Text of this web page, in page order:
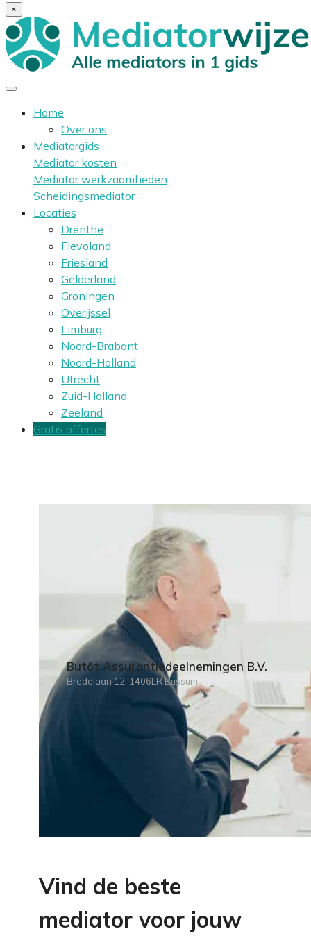
×
Home
Over ons
Mediatorgids
Mediator kosten
Mediator werkzaamheden
Scheidingsmediator
Locaties
Drenthe
Flevoland
Friesland
Gelderland
Groningen
Overijssel
Limburg
Noord-Brabant
Noord-Holland
Utrecht
Zuid-Holland
Zeeland
Gratis offertes
Butôt Assurantiedeelnemingen B.V.
Bredelaan 12, 1406LR Bussum
Vind de beste
mediator voor jouw